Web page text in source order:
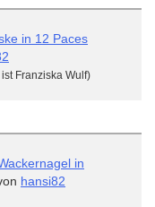
in 12 Paces
Franziska Wulf)
in
hansi82